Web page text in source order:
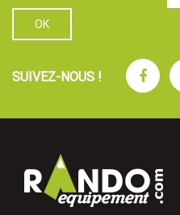
SUIVEZ-NOUS !